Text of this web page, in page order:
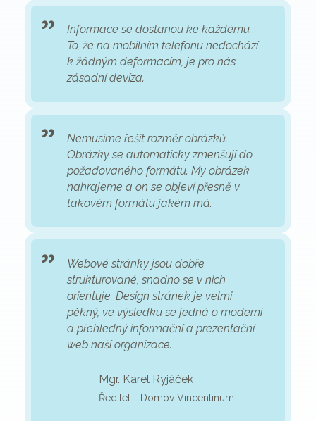
Informace se dostanou ke každému.
To, že na mobilním telefonu nedochází
k žádným deformacím, je pro nás
zásadní devíza.
Nemusíme řešit rozměr obrázků.
Obrázky se automaticky zmenšují do
požadovaného formátu. My obrázek
nahrajeme a on se objeví přesně v
takovém formátu jakém má.
Webové stránky jsou dobře
strukturované, snadno se v nich
orientuje. Design stránek je velmi
pěkný, ve výsledku se jedná o moderní
a přehledný informační a prezentační
web naší organizace.
Mgr. Karel Ryjáček
Ředitel - Domov Vincentinum